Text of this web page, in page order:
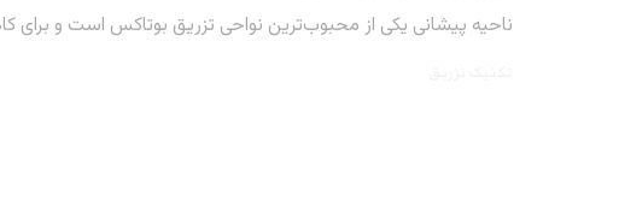
ناحیه پیشانی یکی از محبوب‌ترین نواحی تزریق بوتاکس است و